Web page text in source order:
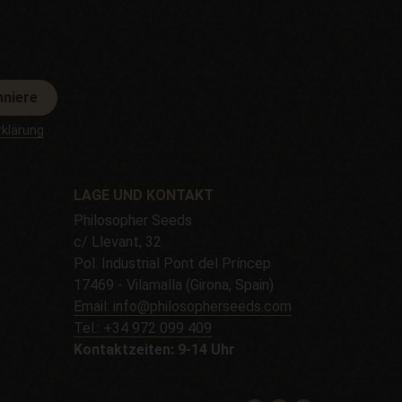
LAGE UND KONTAKT
Philosopher Seeds
c/ Llevant, 32
Pol. Industrial Pont del Príncep
17469 - Vilamalla (Girona, Spain)
Email: info@philosopherseeds.com
Tel.: +34 972 099 409
Kontaktzeiten: 9-14 Uhr